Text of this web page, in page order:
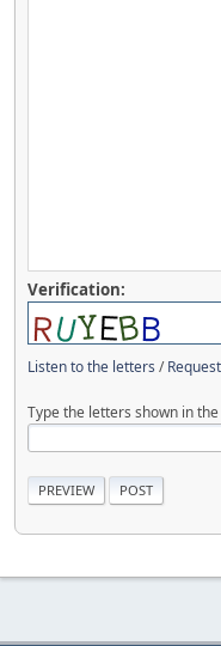
Verification:
Listen to the letters /
Type the letters shown in